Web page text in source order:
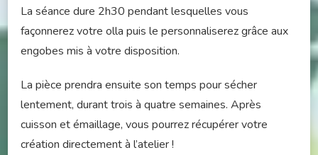
La séance dure 2h30 pendant lesquelles vous
façonnerez votre olla puis le personnaliserez grâce aux
engobes mis à votre disposition.
La pièce prendra ensuite son temps pour sécher
lentement, durant trois à quatre semaines. Après
cuisson et émaillage, vous pourrez récupérer votre
création directement à l’atelier !